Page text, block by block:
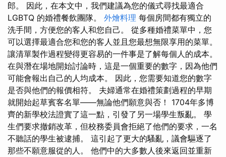
郎。 因此，在本文中，我們建議為您的儀式尋找最適合
LGBTQ 的婚禮餐飲團隊。 外燴料理 每個房間都有獨立的
洗手間，方便您的客人和您自己。 從多種婚禮菜單中，您
可以選擇最適合您和您的客人並且您最想無限享用的菜單。
讓清單製作過程變得更容易的一件事是了解每個人的成本。
在與潛在場地開始討論時，這是一個重要的數字，因為他們
可能會報出自己的人均成本。 因此，您需要知道您的數字
是否與他們的報價相符。 夫婦通常在婚禮策劃過程的早期
就開始起草賓客名單——無論他們願意與否！ 1704年多博
齊的新學校法證實了這一點，引發了另一場學生叛亂。 學
生們要求撤銷改革，但校務委員會拒絕了他們的要求，一名
不聽話的學生被逮捕。 這引起了更大的騷亂，議會驅逐了
那些不願意服從的人。 他們中的大多數人後來返回並重新